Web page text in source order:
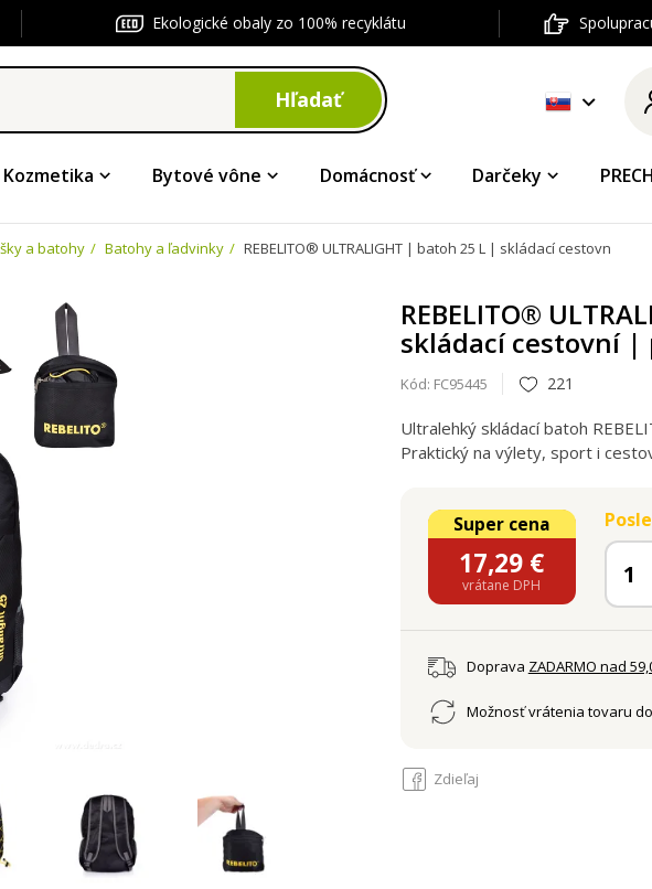
Ekologické obaly zo 100% recyklátu
Hľadať
Kozmetika Bytové vône Domácnosť Darčeky
a batohy Batohy a ľadvinky REBELITO® ULTRALIGHT | batoh 25 L | skládací cestovní |
REBELITO®
skládací cestovní |
Kód: FC95445 221
Ultralehký skládací batoh
Praktický na výlety, sport i
Super cena
17,29 €
vrátane DPH
Doprava ZADARMO nad
Možnosť vrátenia tovaru
Zdieľaj